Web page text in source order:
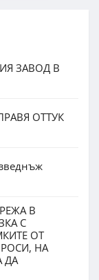
ЗАВОД В
ОТТУК
В
С
ОТ
НА
ДА